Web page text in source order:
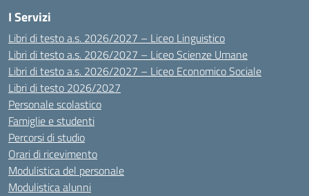
I Servizi
Libri di testo a.s. 2026/2027 – Liceo Linguistico
Libri di testo a.s. 2026/2027 – Liceo Scienze Umane
Libri di testo a.s. 2026/2027 – Liceo Economico Sociale
Libri di testo 2026/2027
Personale scolastico
Famiglie e studenti
Percorsi di studio
Orari di ricevimento
Modulistica del personale
Modulistica alunni